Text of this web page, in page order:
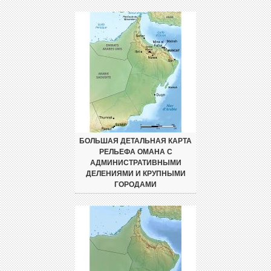
БОЛЬШАЯ ДЕТАЛЬНАЯ КАРТА
РЕЛЬЕФА ОМАНА С
АДМИНИСТРАТИВНЫМИ
ДЕЛЕНИЯМИ И КРУПНЫМИ
ГОРОДАМИ